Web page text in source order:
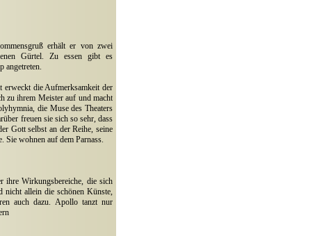
erhält er von zwei
Gürtel. Zu essen gibt es
angetreten.
erweckt die Aufmerksamkeit der
zu ihrem Meister auf und macht
die Muse des Theaters
freuen sie sich so sehr, dass
Gott selbst an der Reihe, seine
Sie wohnen auf dem Parnass.
ihre Wirkungsbereiche, die sich
nicht allein die schönen Künste,
auch dazu. Apollo tanzt nur